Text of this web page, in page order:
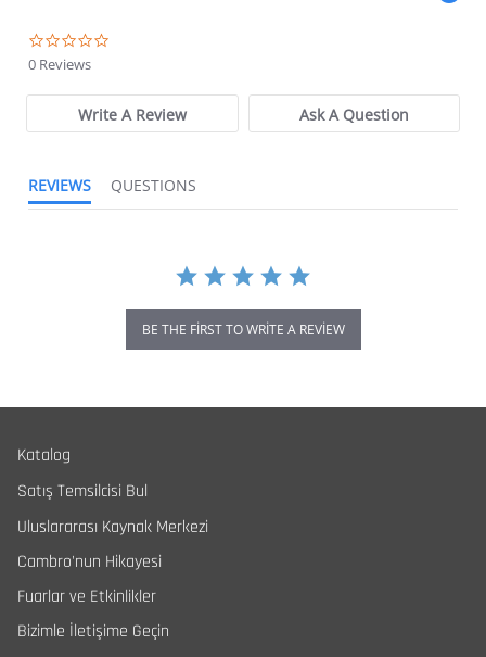
0 Reviews
Write A Review Ask A Question
REVIEWS QUESTIONS
BE THE FIRST TO WRITE A REVIEW
Katalog
Satış Temsilcisi Bul
Uluslararası Kaynak Merkezi
Cambro'nun Hikayesi
Fuarlar ve Etkinlikler
Bizimle İletişime Geçin